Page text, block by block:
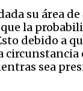
su área de
la
debido a
sea